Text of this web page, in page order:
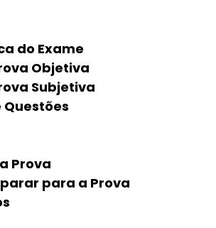
do Exame
Objetiva
Subjetiva
Prova
para a Prova